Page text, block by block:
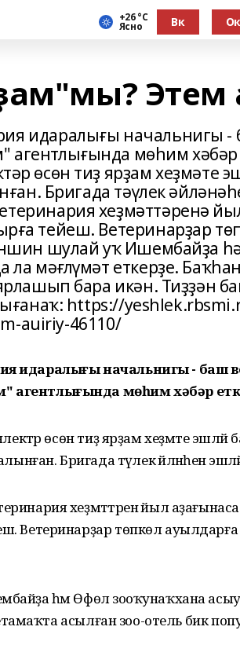
+26 °С
Ясно Вк Ок
Этем
идаралығы начальнигы -
мөһим хәбәр
өсөн тиҙ ярҙам хеҙмәте
Бригада тәүлек
хеҙмәттәренә
тейеш. Ветеринарҙар
шулай уҡ Ишембайҙа
ла мәғлүмәт еткерҙе.
бара икән. Тиҙҙән
https://
auiriy-46110/
идаралығы начальнигы - баш
мөһим хәбәр
өсөн тиҙ ярҙам хеҙмәте эшләй
Бригада тәүлек әйләнәһенә
хеҙмәттәренә йыл
Ветеринарҙар төпкөл ауылдарға
һәм Өфөлә зооҡунаҡхана
асылған зоо-отель бик